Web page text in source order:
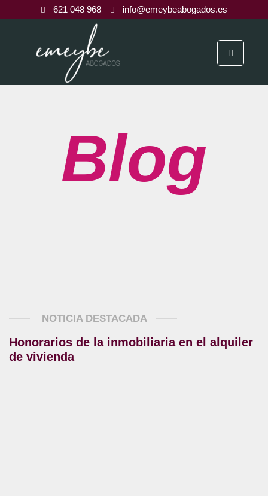
621 048 968 info@emeybeabogados.es
Blog
NOTICIA DESTACADA
Honorarios de la inmobiliaria en el alquiler
de vivienda